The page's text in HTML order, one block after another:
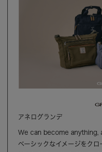
アネログランデ
We can become anything,
ベーシックなイメージをク